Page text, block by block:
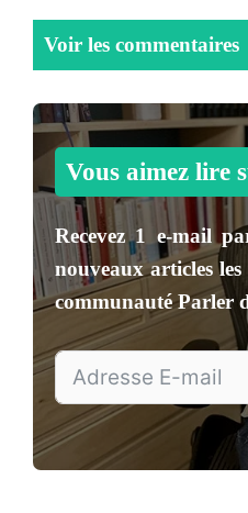
Voir les commentaires
Vous aimez lire
Recevez1 e-mail
nouveaux articles
communautéParler